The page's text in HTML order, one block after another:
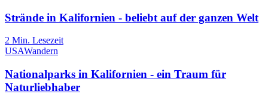
Strände in Kalifornien - beliebt auf der ganzen Welt
2 Min. Lesezeit
USAWandern
Nationalparks in Kalifornien - ein Traum für
Naturliebhaber